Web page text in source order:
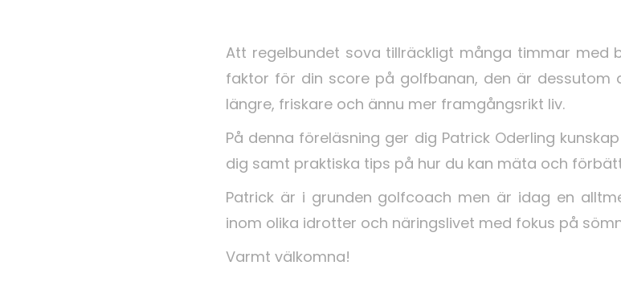
Att regelbundet sova tillräckligt många timmar med
faktor för din score på golfbanan, den är
längre, friskare och ännu mer framgångsrikt liv.
På denna föreläsning ger dig Patrick Oderling
dig samt praktiska tips på hur du kan mäta och
Patrick är i grunden golfcoach men är idag en
inom olika idrotter och näringslivet med fokus på
Varmt välkomna!